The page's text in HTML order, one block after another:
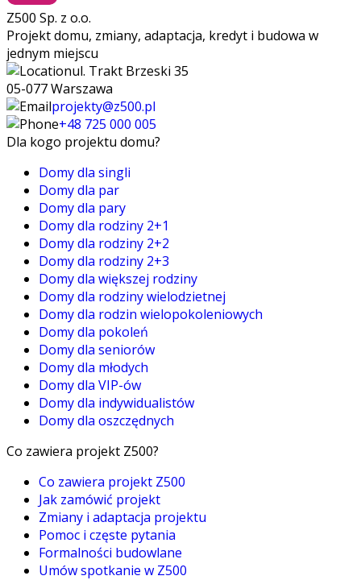
Z500 Sp. z o.o.
Projekt domu, zmiany, adaptacja, kredyt i budowa w
jednym miejscu
ul. Trakt Brzeski 35
05-077 Warszawa
projekty@z500.pl
+48 725 000 005
Dla kogo projektu domu?
Domy dla singli
Domy dla par
Domy dla pary
Domy dla rodziny 2+1
Domy dla rodziny 2+2
Domy dla rodziny 2+3
Domy dla większej rodziny
Domy dla rodziny wielodzietnej
Domy dla rodzin wielopokoleniowych
Domy dla pokoleń
Domy dla seniorów
Domy dla młodych
Domy dla VIP-ów
Domy dla indywidualistów
Domy dla oszczędnych
Co zawiera projekt Z500?
Co zawiera projekt Z500
Jak zamówić projekt
Zmiany i adaptacja projektu
Pomoc i częste pytania
Formalności budowlane
Umów spotkanie w Z500